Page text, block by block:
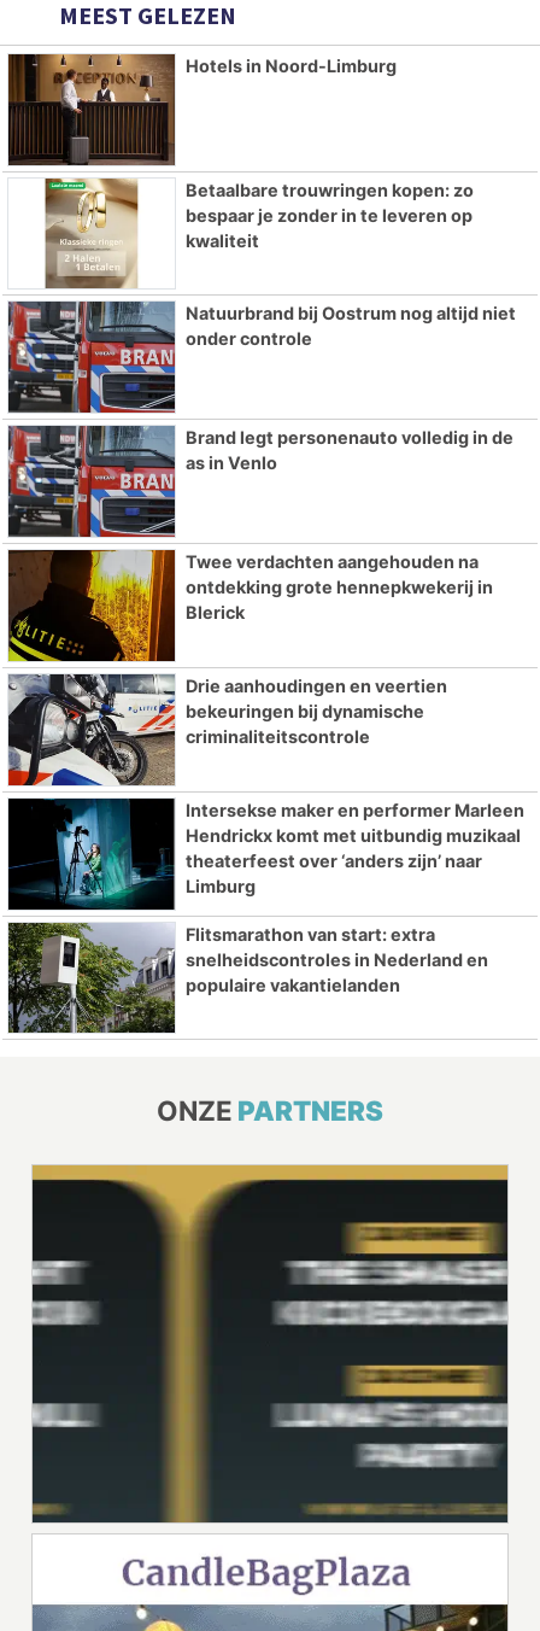
MEEST GELEZEN
Hotels in Noord-Limburg
Betaalbare trouwringen kopen: zo
bespaar je zonder in te leveren op
kwaliteit
Natuurbrand bij Oostrum nog altijd niet
onder controle
Brand legt personenauto volledig in de
as in Venlo
Twee verdachten aangehouden na
ontdekking grote hennepkwekerij in
Blerick
Drie aanhoudingen en veertien
bekeuringen bij dynamische
criminaliteitscontrole
Intersekse maker en performer Marleen
Hendrickx komt met uitbundig muzikaal
theaterfeest over ‘anders zijn’ naar
Limburg
Flitsmarathon van start: extra
snelheidscontroles in Nederland en
populaire vakantielanden
ONZE PARTNERS